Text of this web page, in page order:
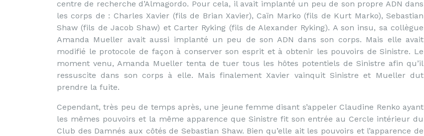
centre de recherche d’Almagordo. Pour cela, il avait implanté un peu de son propre ADN dans
les corps de : Charles Xavier (fils de Brian Xavier), Caïn Marko (fils de Kurt Marko), Sebastian
Shaw (fils de Jacob Shaw) et Carter Ryking (fils de Alexander Ryking). A son insu, sa collègue
Amanda Mueller avait aussi implanté un peu de son ADN dans son corps. Mais elle avait
modifié le protocole de façon à conserver son esprit et à obtenir les pouvoirs de Sinistre. Le
moment venu, Amanda Mueller tenta de tuer tous les hôtes potentiels de Sinistre afin qu’il
ressuscite dans son corps à elle. Mais finalement Xavier vainquit Sinistre et Mueller dut
prendre la fuite.
Cependant, très peu de temps après, une jeune femme disant s’appeler Claudine Renko ayant
les mêmes pouvoirs et la même apparence que Sinistre fit son entrée au Cercle intérieur du
Club des Damnés aux côtés de Sebastian Shaw. Bien qu’elle ait les pouvoirs et l’apparence de